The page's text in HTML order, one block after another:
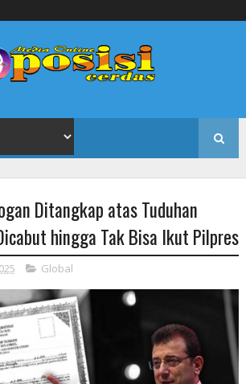
Ditangkap atas Tuduhan
hingga Tak Bisa Ikut Pilpres
Global